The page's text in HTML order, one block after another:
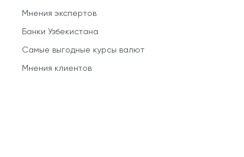
Мнения экспертов
Банки Узбекистана
Самые выгодные курсы валют
Мнения клиентов